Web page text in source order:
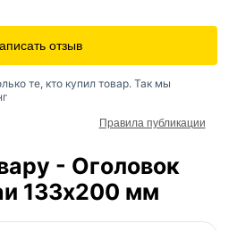
- Оголовок
133х200 мм
отзыв
те, кто купил товар. Так мы
Правила публикации